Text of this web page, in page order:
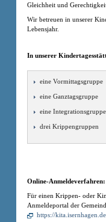
Gleichheit und
Wir betreuen in unserer
Lebensjahr.
In unserer
eine Vormittagsgruppe
eine Ganztagsgruppe
eine Integrationsgruppe
drei Krippengruppen
Online-Anmeldeverfahren:
Für einen Krippen- oder
Anmeldeportal der
https://